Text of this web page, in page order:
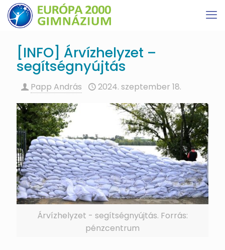
[INFO] Árvízhelyzet –
segítségnyújtás
Papp András 2024. szeptember 18.
Árvízhelyzet - segítségnyújtás. Forrás:
pénzcentrum